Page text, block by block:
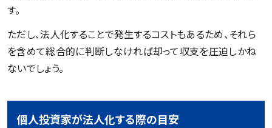
す。
ただし、法人化することで発生するコストもあるため、それら
を含めて総合的に判断しなければ却って収支を圧迫しかね
ないでしょう。
個人投資家が法人化する際の目安